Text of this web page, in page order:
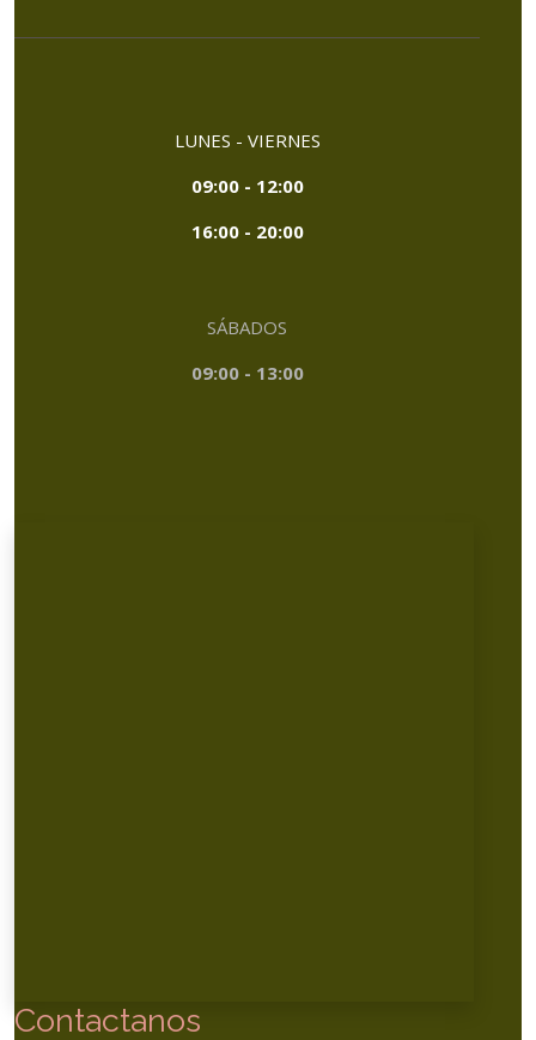
LUNES - VIERNES
09:00 - 12:00
16:00 - 20:00
SÁBADOS
09:00 - 13:00
Contactanos